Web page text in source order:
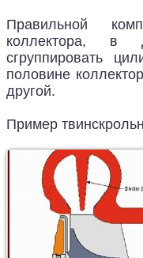
Правильной
коллектора, в
сгруппировать
половине
другой.
Пример